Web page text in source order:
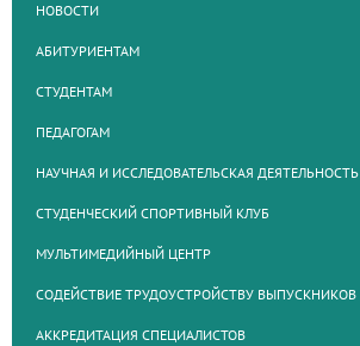
НОВОСТИ
АБИТУРИЕНТАМ
СТУДЕНТАМ
ПЕДАГОГАМ
НАУЧНАЯ И ИССЛЕДОВАТЕЛЬСКАЯ ДЕЯТЕЛЬНОСТЬ
СТУДЕНЧЕСКИЙ СПОРТИВНЫЙ КЛУБ
МУЛЬТИМЕДИЙНЫЙ ЦЕНТР
СОДЕЙСТВИЕ ТРУДОУСТРОЙСТВУ ВЫПУСКНИКОВ
АККРЕДИТАЦИЯ СПЕЦИАЛИСТОВ